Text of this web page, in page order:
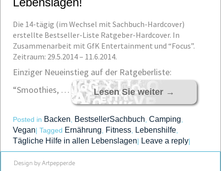
Die 14-tägig (im Wechsel mit Sachbuch-Hardcover)
erstellte Bestseller-Liste Ratgeber-Hardcover. In
Zusammenarbeit mit GfK Entertainment und “Focus”.
Zeitraum: 29.5.2014 – 11.6.2014.
Einziger Neueinstieg auf der Ratgeberliste:
“Smoothies, …
Lesen Sie weiter →
Posted in Backen BestsellerSachbuch Camping
Vegan| Tagged Ernährung Fitness Lebenshilfe
Tägliche Hilfe in allen Lebenslagen| Leave a reply|
Design by Artpepper.de